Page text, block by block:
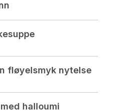
fløyelsmyk nytelse
halloumi